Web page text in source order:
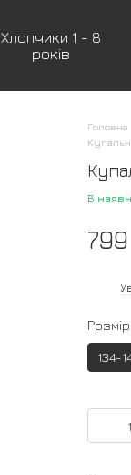
Хлопчики 1 - 8
років
Головна
В
Розмір
134-